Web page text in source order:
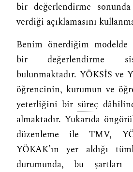
bir değerlendirme
verdiği açıklamasını
Benim önerdiğim modelde
bir değerlendirme
bulunmaktadır. YÖKSİS ve
öğrencinin, kurumun ve
yeterliğini bir süreç
almaktadır. Yukarıda
düzenleme ile TMV,
YÖKAK’ın yer aldığı
durumunda, bu şartları